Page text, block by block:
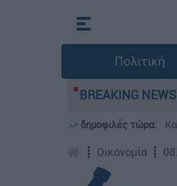
Πολιτική
BREAKING
«κόκκινα» -
δημοφιλές τώρα:
┋ Οικονομία ┋